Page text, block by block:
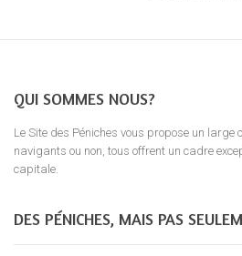
QUI SOMMES NOUS?
Le Site des Péniches vous propose un large
navigants ou non, tous offrent un cadre
capitale.
DES PÉNICHES, MAIS PAS